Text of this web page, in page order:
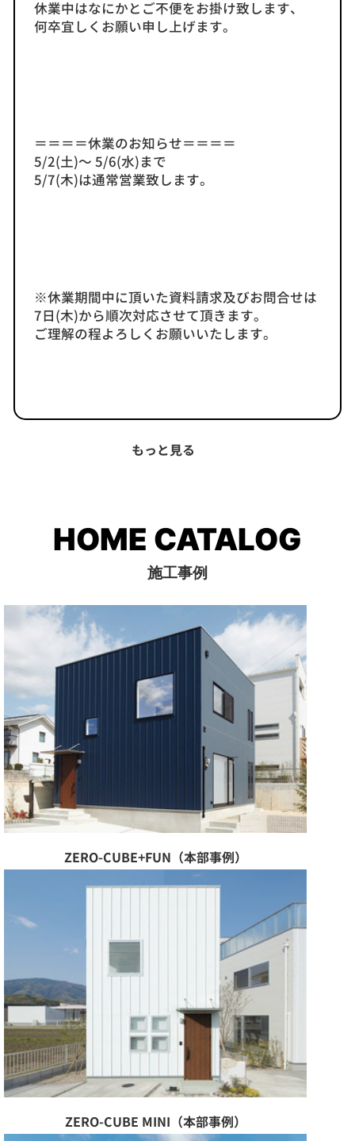
休業中はなにかとご不便をお掛け致します、
何卒宜しくお願い申し上げます。
＝＝＝＝休業のお知らせ＝＝＝＝
5/2(土)～ 5/6(水)まで
5/7(木)は通常営業致します。
※休業期間中に頂いた資料請求及びお問合せは
7日(木)から順次対応させて頂きます。
ご理解の程よろしくお願いいたします。
もっと見る
施工事例
HOME CATALOG
ZERO-CUBE+FUN（本部事例）
ZERO-CUBE MINI（本部事例）